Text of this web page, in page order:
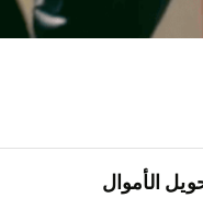
الأموال